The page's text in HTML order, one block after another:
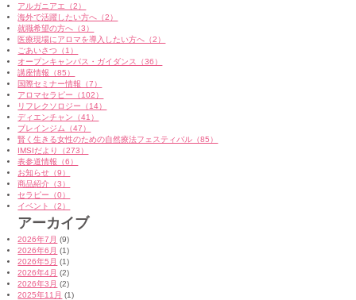
アルガニアエ（2）
海外で活躍したい方へ（2）
就職希望の方へ（3）
医療現場にアロマを導入したい方へ（2）
ごあいさつ（1）
オープンキャンパス・ガイダンス（36）
講座情報（85）
国際セミナー情報（7）
アロマセラピー（102）
リフレクソロジー（14）
ディエンチャン（41）
ブレインジム（47）
賢く生きる女性のための自然療法フェスティバル（85）
IMSIだより（273）
表参道情報（6）
お知らせ（9）
商品紹介（3）
セラピー（0）
イベント（2）
アーカイブ
2026年7月 (9)
2026年6月 (1)
2026年5月 (1)
2026年4月 (2)
2026年3月 (2)
2025年11月 (1)